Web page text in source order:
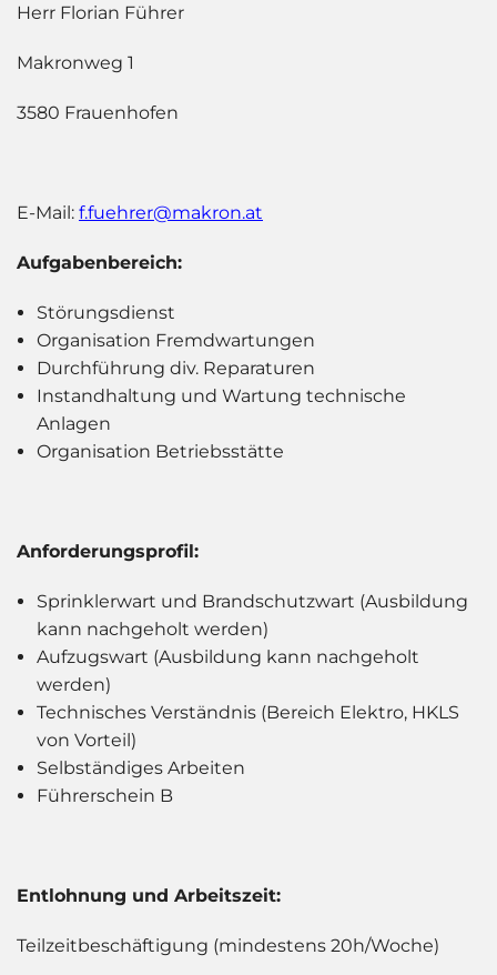
Herr Florian Führer
Makronweg 1
3580 Frauenhofen
E-Mail: f.fuehrer@makron.at
Aufgabenbereich:
Störungsdienst
Organisation Fremdwartungen
Durchführung div. Reparaturen
Instandhaltung und Wartung technische
Anlagen
Organisation Betriebsstätte
Anforderungsprofil:
Sprinklerwart und Brandschutzwart (Ausbildung
kann nachgeholt werden)
Aufzugswart (Ausbildung kann nachgeholt
werden)
Technisches Verständnis (Bereich Elektro, HKLS
von Vorteil)
Selbständiges Arbeiten
Führerschein B
Entlohnung und Arbeitszeit:
Teilzeitbeschäftigung (mindestens 20h/Woche)